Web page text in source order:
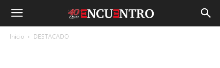
Inicio DESTACADO